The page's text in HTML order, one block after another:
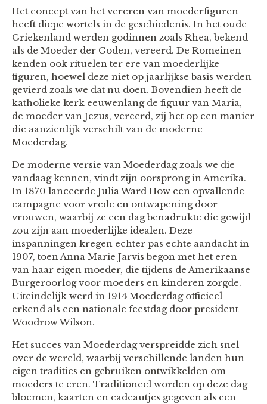
Het concept van het vereren van moederfiguren
heeft diepe wortels in de geschiedenis. In het oude
Griekenland werden godinnen zoals Rhea, bekend
als de Moeder der Goden, vereerd. De Romeinen
kenden ook rituelen ter ere van moederlijke
figuren, hoewel deze niet op jaarlijkse basis werden
gevierd zoals we dat nu doen. Bovendien heeft de
katholieke kerk eeuwenlang de figuur van Maria,
de moeder van Jezus, vereerd, zij het op een manier
die aanzienlijk verschilt van de moderne
Moederdag.
De moderne versie van Moederdag zoals we die
vandaag kennen, vindt zijn oorsprong in Amerika.
In 1870 lanceerde Julia Ward How een opvallende
campagne voor vrede en ontwapening door
vrouwen, waarbij ze een dag benadrukte die gewijd
zou zijn aan moederlijke idealen. Deze
inspanningen kregen echter pas echte aandacht in
1907, toen Anna Marie Jarvis begon met het eren
van haar eigen moeder, die tijdens de Amerikaanse
Burgeroorlog voor moeders en kinderen zorgde.
Uiteindelijk werd in 1914 Moederdag officieel
erkend als een nationale feestdag door president
Woodrow Wilson.
Het succes van Moederdag verspreidde zich snel
over de wereld, waarbij verschillende landen hun
eigen tradities en gebruiken ontwikkelden om
moeders te eren. Traditioneel worden op deze dag
bloemen, kaarten en cadeautjes gegeven als een